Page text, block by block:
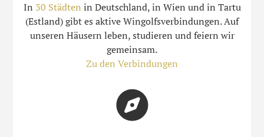
In 30 Städten in Deutschland, in Wien und in Tartu
(Estland) gibt es aktive Wingolfsverbindungen. Auf
unseren Häusern leben, studieren und feiern wir
gemeinsam.
Zu den Verbindungen